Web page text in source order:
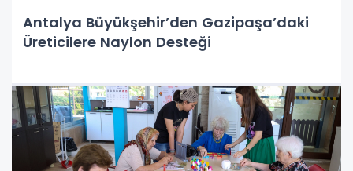
Antalya Büyükşehir’den Gazipaşa’daki
Üreticilere Naylon Desteği